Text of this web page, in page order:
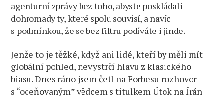
agenturní zprávy bez toho, abyste poskládali
dohromady ty, které spolu souvisí, a navíc
s podmínkou, že se bez filtru podíváte i jinde.
Jenže to je těžké, když ani lidé, kteří by měli mít
globální pohled, nevystrčí hlavu z klasického
biasu. Dnes ráno jsem četl na Forbesu rozhovor
s “oceňovaným” vědcem s titulkem Útok na Írán